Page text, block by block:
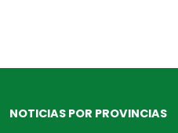
NOTICIAS POR PROVINCIAS